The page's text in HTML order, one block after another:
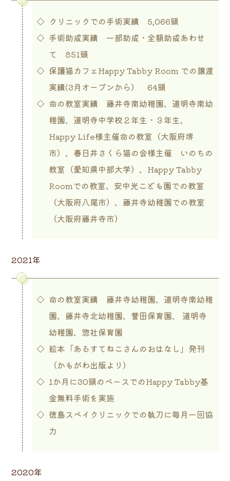
クリニックでの手術実績 5,066頭
手術助成実績 一部助成・全額助成あわせ
て 851頭
保護猫カフェHappy Tabby Room での譲渡
実績(3月オープンから） 64頭
命の教室実績 藤井寺南幼稚園、道明寺南幼
稚園、道明寺中学校２年生・３年生、
Happy Life様主催命の教室（大阪府堺
市）、春日井さくら猫の会様主催 いのちの
教室（愛知県中部大学）、Happy Tabby
Roomでの教室、安中光こども園での教室
（大阪府八尾市）、藤井寺幼稚園での教室
（大阪府藤井寺市）
2021年
命の教室実績 藤井寺幼稚園、道明寺南幼稚
園、藤井寺北幼稚園、誉田保育園、 道明寺
幼稚園、惣社保育園
絵本「あるすてねこさんのおはなし」発刊
（かもがわ出版より）
1か月に30頭のペースでのHappy Tabby基
金無料手術を実施
徳島スペイクリニックでの執刀に毎月一回協
力
2020年